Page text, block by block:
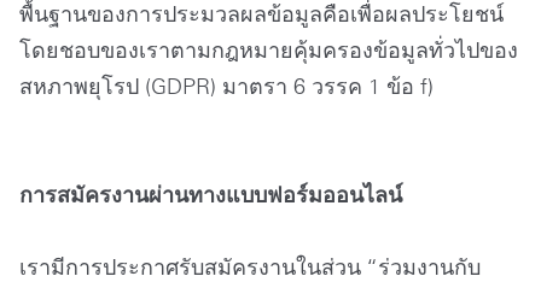
พื้นฐานของการประมวลผลข้อมูลคือเพื่อผลประโยชน์
โดยชอบของเราตามกฎหมายคุ้มครองข้อมูลทั่วไปของ
สหภาพยุโรป (GDPR) มาตรา 6 วรรค 1 ข้อ f)
การสมัครงานผ่านทางแบบฟอร์มออนไลน์
เรามีการประกาศรับสมัครงานในส่วน “ร่วมงานกับ